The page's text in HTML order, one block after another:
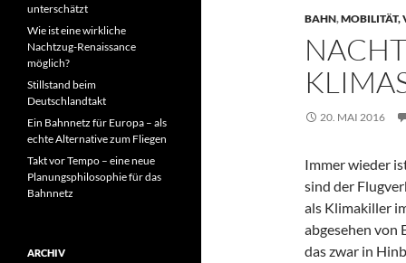
BAHN,MOBILITÄT,
20. MAI 2016
Immer wieder
sind der
als Klimakiller
abgesehen von
das zwar in
unterschätzt
Wie ist eine wirkliche
Nachtzug-Renaissance
möglich?
Stillstand beim
Deutschlandtakt
Ein Bahnnetz für Europa – als
echte Alternative zum Fliegen
Takt vor Tempo – eine neue
Planungsphilosophie für das
Bahnnetz
ARCHIV